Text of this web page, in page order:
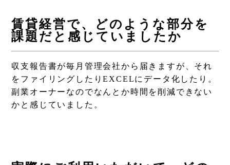
賃貸経営で、どのような部分を
課題だと感じていましたか
収支報告書が毎月管理会社から届きますが、それ
をファイリングしたりEXCELにデータ化したり。
​副業オーナーなのでなんとか時間を削減できない
かと感じていました。